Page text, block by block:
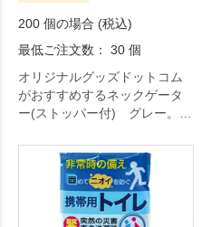
200 個の場合 (税込)
最低ご注文数： 30 個
オリジナルグッズドットコム
がおすすめするネックゲータ
ー(ストッパー付) グレー。オ
厳選されたアイテムです。毎
日の生活をより快適に。